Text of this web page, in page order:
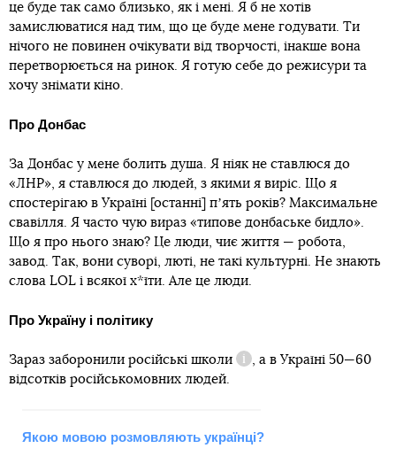
це буде так само близько, як і мені. Я б не хотів
замислюватися над тим, що це буде мене годувати. Ти
нічого не повинен очікувати від творчості, інакше вона
перетворюється на ринок. Я готую себе до режисури та
хочу знімати кіно.
Про Донбас
За Донбас у мене болить душа. Я ніяк не ставлюся до
«ЛНР», я ставлюся до людей, з якими я виріс. Що я
спостерігаю в Україні [останні] пʼять років? Максимальне
свавілля. Я часто чую вираз «типове донбаське бидло».
Що я про нього знаю? Це люди, чиє життя — робота,
завод. Так, вони суворі, люті, не такі культурні. Не знають
слова LOL і всякої х*їти. Але це люди.
Про Україну і політику
Зараз заборонили російські школи
Довідка
, а в Україні 50—60
відсотків російськомовних людей.
Якою мовою розмовляють українці?